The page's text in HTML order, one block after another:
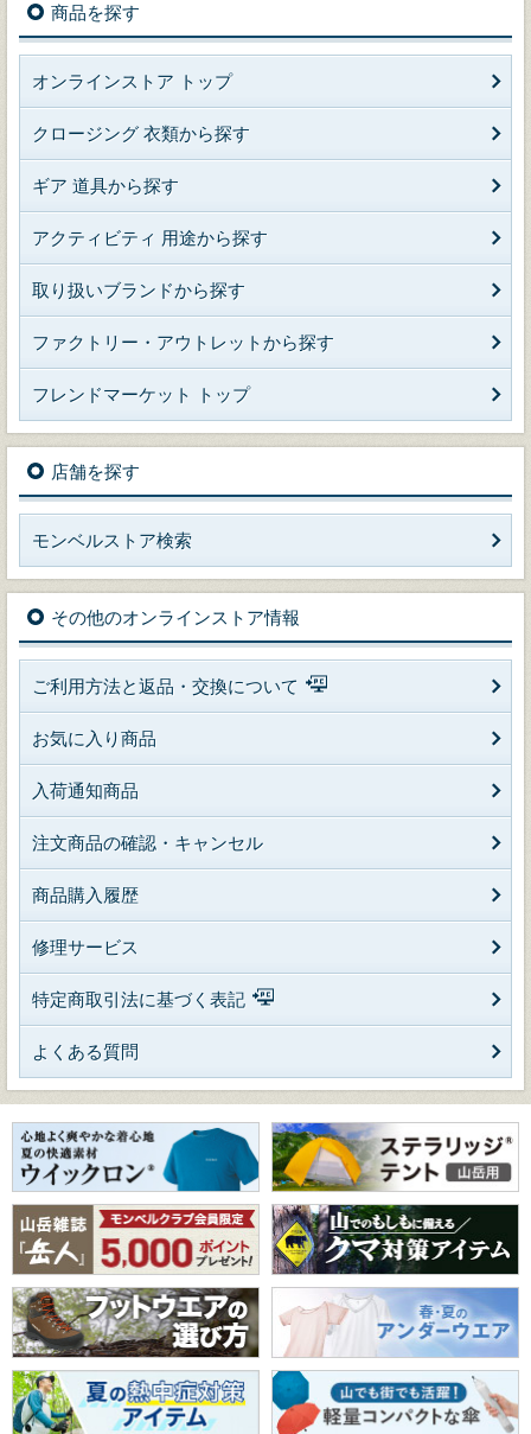
商品を探す
オンラインストア トップ
クロージング 衣類から探す
ギア 道具から探す
アクティビティ 用途から探す
取り扱いブランドから探す
ファクトリー・アウトレットから探す
フレンドマーケット トップ
店舗を探す
モンベルストア検索
その他のオンラインストア情報
ご利用方法と返品・交換について
お気に入り商品
入荷通知商品
注文商品の確認・キャンセル
商品購入履歴
修理サービス
特定商取引法に基づく表記
よくある質問